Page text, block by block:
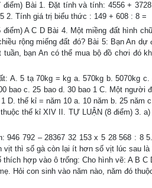
Bài 1. Đặt tính và tính: 4556 +
2. Tính giá trị biểu thức : 149 + 608 : 8 =
A C D Bài 4. Một miềng đất hình
rộng miếng đất đó? Bài 5: Bạn An dự
bạn An có thể mua bộ đồ chơi đó
A. 5 tạ 70kg = kg a. 570kg b. 5070kg c.
bao c. 25 bao d. 30 bao 1 C. Một người
thế kỉ = năm 10 a. 10 năm b. 25 năm
thế kỉ XIV II. TỰ LUẬN (8 điểm) 3.
792 – 28367 32 153 x 5 28 568 : 8
vịt thì số gà còn lại ít hơn số vịt lúc sau là
hợp vào ô trống: Cho hình vẽ: A B C
Hỏi con sinh vào năm nào, năm đó